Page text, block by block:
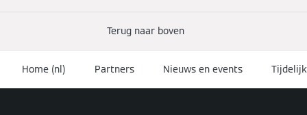
Terug naar boven
Home (nl) Partners Nieuws en events